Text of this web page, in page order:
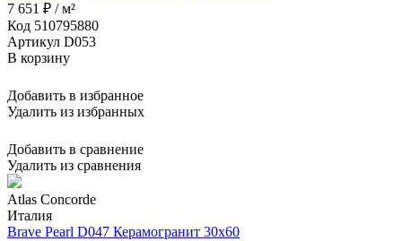
7 651 ₽ / м²
Код 510795880
Артикул D053
В корзину
Добавить в избранное
Удалить из избранных
Добавить в сравнение
Удалить из сравнения
Atlas Concorde
Италия
Brave Pearl D047 Керамогранит 30x60